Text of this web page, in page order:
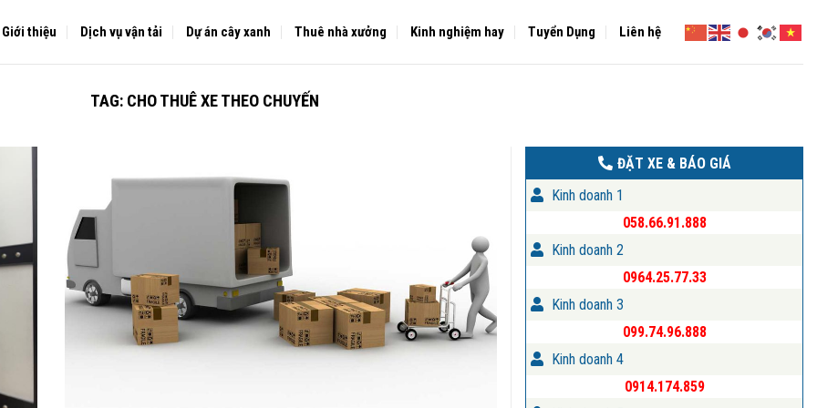
Giới thiệu Dịch vụ vận tải Dự án cây xanh Thuê nhà xưởng Kinh nghiệm hay Tuyển Dụng Liên hệ
TAG: CHO THUÊ XE THEO CHUYẾN
ĐẶT XE & BÁO GIÁ
Kinh doanh 1
058.66.91.888
Kinh doanh 2
0964.25.77.33
Kinh doanh 3
099.74.96.888
Kinh doanh 4
0914.174.859